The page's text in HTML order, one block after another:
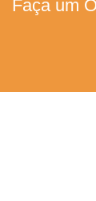
Faça um